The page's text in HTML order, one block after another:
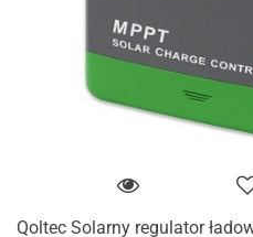
Qoltec Solarny regulator